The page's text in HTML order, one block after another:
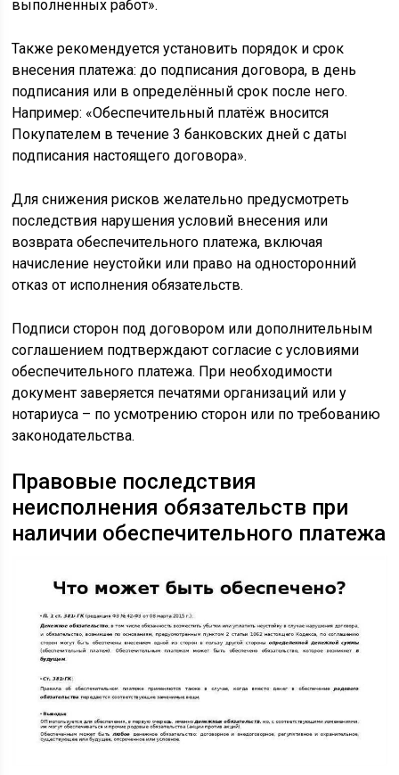
выполненных работ».
Также рекомендуется установить порядок и срок
внесения платежа: до подписания договора, в день
подписания или в определённый срок после него.
Например: «Обеспечительный платёж вносится
Покупателем в течение 3 банковских дней с даты
подписания настоящего договора».
Для снижения рисков желательно предусмотреть
последствия нарушения условий внесения или
возврата обеспечительного платежа, включая
начисление неустойки или право на односторонний
отказ от исполнения обязательств.
Подписи сторон под договором или дополнительным
соглашением подтверждают согласие с условиями
обеспечительного платежа. При необходимости
документ заверяется печатями организаций или у
нотариуса – по усмотрению сторон или по требованию
законодательства.
Правовые последствия
неисполнения обязательств при
наличии обеспечительного платежа